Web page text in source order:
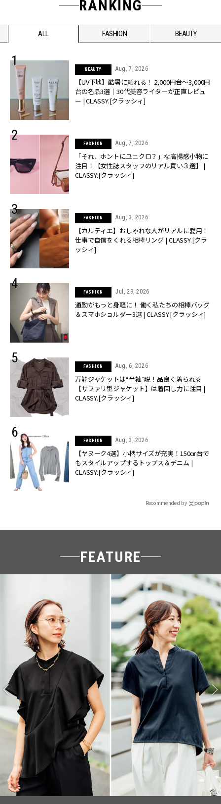
RANKING
ALL FASHION BEAUTY
BEAUTY Aug, 7, 2026
【UV下地】酷暑に頼れる！ 2,000円台〜3,000円
台の名品3選｜30代美容ライターが正直レビュ
ー | CLASSY.[クラッシィ]
FASHION Aug, 7, 2026
「それ、ホントにユニクロ？」な高揚感小物に
注目！【女性誌スタッフのリアル買い３選】 |
CLASSY.[クラッシィ]
FASHION Aug, 3, 2026
【カルティエ】おしゃれな人がリアルに愛用！
仕事で自信をくれる相棒リング | CLASSY.[クラ
ッシィ]
FASHION Jul, 29, 2026
通勤がもっと身軽に！ 働く私たちの相棒バッグ
＆スマホショルダー3選 | CLASSY.[クラッシィ]
FASHION Aug, 6, 2026
万能ジャケットは“半袖”説！品良く着られる
【サファリ型ジャケット】は着回し力に注目 |
CLASSY.[クラッシィ]
FASHION Aug, 3, 2026
【ヤヌーク4選】小柄サイズが充実！150㎝台で
もスタイルアップするトップス＆デニム |
CLASSY.[クラッシィ]
Recommended by
FEATURE